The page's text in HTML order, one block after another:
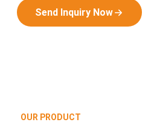
Send Inquiry Now
OUR PRODUCT